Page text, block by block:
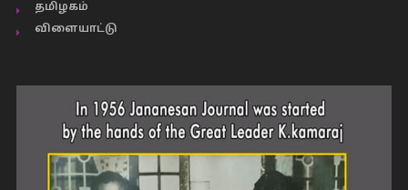
தமிழகம்
விளையாட்டு